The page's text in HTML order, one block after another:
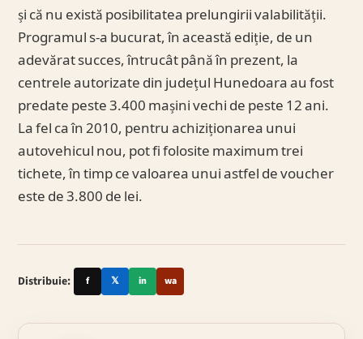
și că nu există posibilitatea prelungirii valabilității.
Programul s-a bucurat, în această ediție, de un
adevărat succes, întrucât până în prezent, la
centrele autorizate din județul Hunedoara au fost
predate peste 3.400 mașini vechi de peste 12 ani.
La fel ca în 2010, pentru achiziționarea unui
autovehicul nou, pot fi folosite maximum trei
tichete, în timp ce valoarea unui astfel de voucher
este de 3.800 de lei.
Distribuie: f 𝕏 in wa